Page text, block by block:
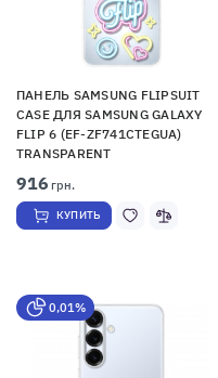
ПАНЕЛЬ SAMSUNG FLIPSUIT
CASE ДЛЯ SAMSUNG GALAXY
FLIP 6 (EF-ZF741CTEGUA)
TRANSPARENT
916 грн.
КУПИТЬ
0,01%